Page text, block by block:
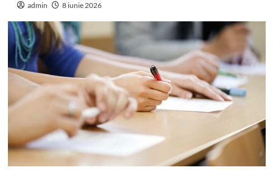
admin 8 iunie 2026